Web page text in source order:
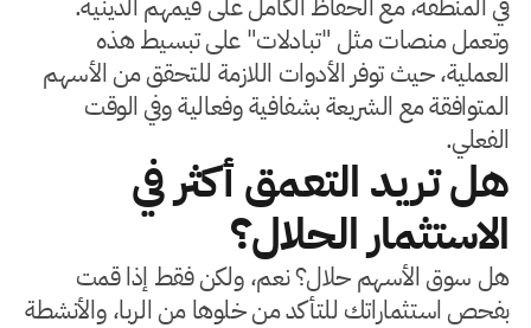
وتعمل منصات مثل "تبادلات" على تبسيط هذه
العملية، حيث توفر الأدوات اللازمة للتحقق من الأسهم
المتوافقة مع الشريعة بشفافية وفعالية وفي الوقت
الفعلي.
هل تريد التعمق أكثر في
الاستثمار الحلال؟
هل سوق الأسهم حلال؟ نعم، ولكن فقط إذا قمت
بفحص استثماراتك للتأكد من خلوها من الربا، والأنشطة